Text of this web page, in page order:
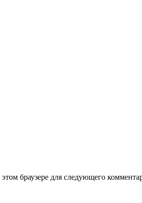
браузере для следующего